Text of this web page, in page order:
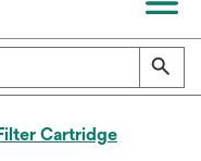
Cartridge